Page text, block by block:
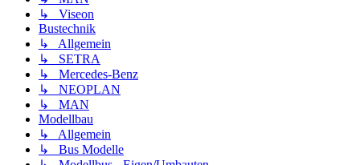
↳ Viseon
Bustechnik
↳ Allgemein
↳ SETRA
↳ Mercedes-Benz
↳ NEOPLAN
↳ MAN
Modellbau
↳ Allgemein
↳ Bus Modelle